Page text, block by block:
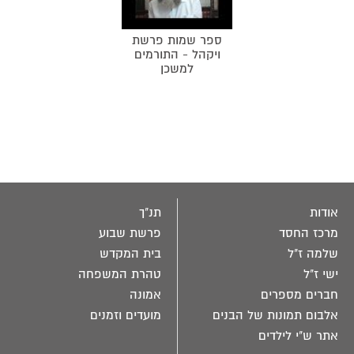
ספר שמות פרשת
ויקהל - התורמים
למשכן
אודות
מרכז החסד
שלמה ז"ל
ישי ז"ל
חברים מספרים
אלבום תמונות של הבנים
אתר ש"י לילדים
תנ"ך
פרשת שבוע
בית המקדש
טהרת המשפחה
אמונה
מועדים וזמנים